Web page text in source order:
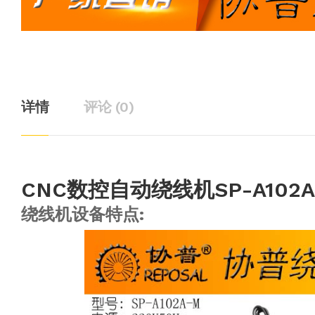
详情 评论 (0)
CNC数控自动绕线机SP-
绕线机设备特点: